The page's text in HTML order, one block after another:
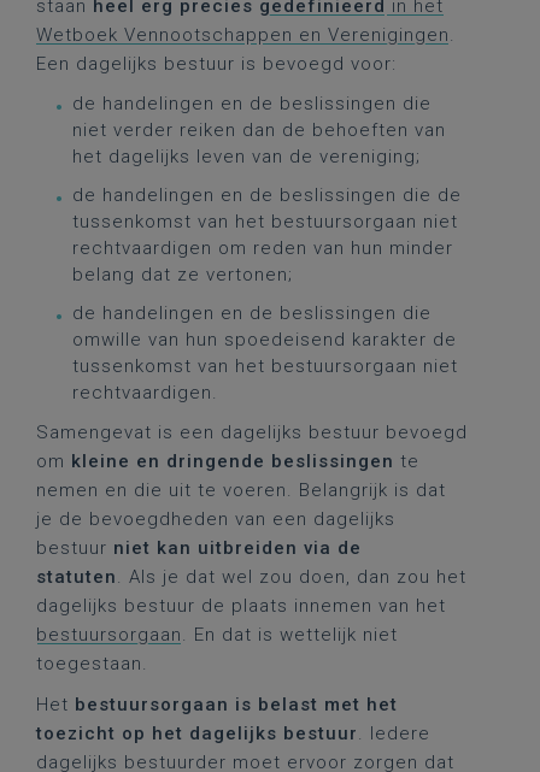
staan heel erg precies gedefinieerd in het
Wetboek Vennootschappen en Verenigingen.
Een dagelijks bestuur is bevoegd voor:
de handelingen en de beslissingen die
niet verder reiken dan de behoeften van
het dagelijks leven van de vereniging;​
​​de handelingen en de beslissingen die de
tussenkomst van het bestuursorgaan niet
rechtvaardigen om reden van hun minder
belang dat ze vertonen;
​​de handelingen en de beslissingen die
omwille van hun spoedeisend karakter de
tussenkomst van het bestuursorgaan niet
rechtvaardigen.
Samengevat is een dagelijks bestuur bevoegd
om kleine en dringende beslissingen te
nemen en die uit te voeren. Belangrijk is dat
je de bevoegdheden van een dagelijks
bestuur niet kan uitbreiden via de
statuten. Als je dat wel zou doen, dan zou het
dagelijks bestuur de plaats innemen van het
bestuursorgaan. En dat is wettelijk niet
toegestaan.
Het bestuursorgaan is belast met het
toezicht op het dagelijks bestuur. Iedere
dagelijks bestuurder moet ervoor zorgen dat